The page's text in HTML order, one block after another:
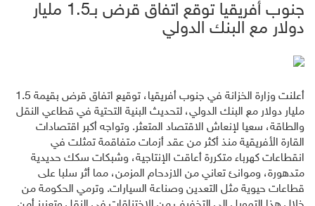
جنوب أفريقيا توقع اتفاق قرض بـ1.5 مليار
دولار مع البنك الدولي
أعلنت وزارة الخزانة في جنوب أفريقيا، توقيع اتفاق قرض بقيمة 1.5
مليار دولار مع البنك الدولي، لتحديث البنية التحتية في قطاعي النقل
والطاقة، سعيا لإنعاش الاقتصاد المتعثر. وتواجه أكبر اقتصادات
القارة الأفريقية منذ أكثر من عقد أزمات متفاقمة تمثلت في
انقطاعات كهرباء متكررة أعاقت الإنتاجية، وشبكات سكك حديدية
متدهورة، وموانئ تعاني من الازدحام المزمن، مما أثر سلبا على
قطاعات حيوية مثل التعدين وصناعة السيارات. وترمي الحكومة من